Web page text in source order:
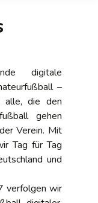
digitale
–
alle, die den
gehen
Verein. Mit
Tag für Tag
und
verfolgen wir